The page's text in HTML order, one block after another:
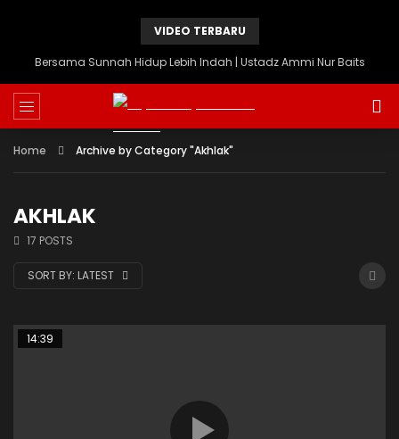
VIDEO TERBARU
Bersama Sunnah Hidup Lebih Indah | Ustadz Ammi Nur Baits
Home Archive by Category "Akhlak"
AKHLAK
17 POSTS
SORT BY: LATEST
14:39